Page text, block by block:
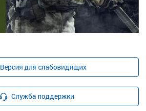
Версия для слабовидящих
Служба поддержки